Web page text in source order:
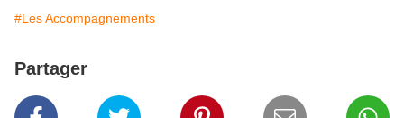
#Les Accompagnements
Partager